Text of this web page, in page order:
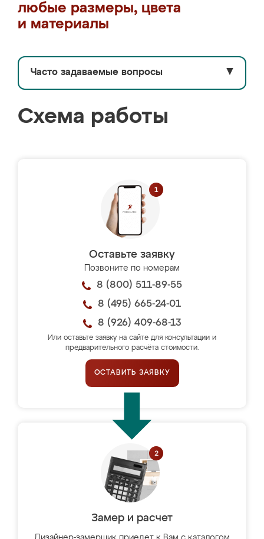
любые размеры, цвета
и материалы
Часто задаваемые вопросы ▼
Схема работы
Оставьте заявку
Позвоните по номерам
8 (800) 511-89-55
8 (495) 665-24-01
8 (926) 409-68-13
Или оставьте заявку на сайте для консультации и
предварительного расчёта стоимости.
ОСТАВИТЬ ЗАЯВКУ
Замер и расчет